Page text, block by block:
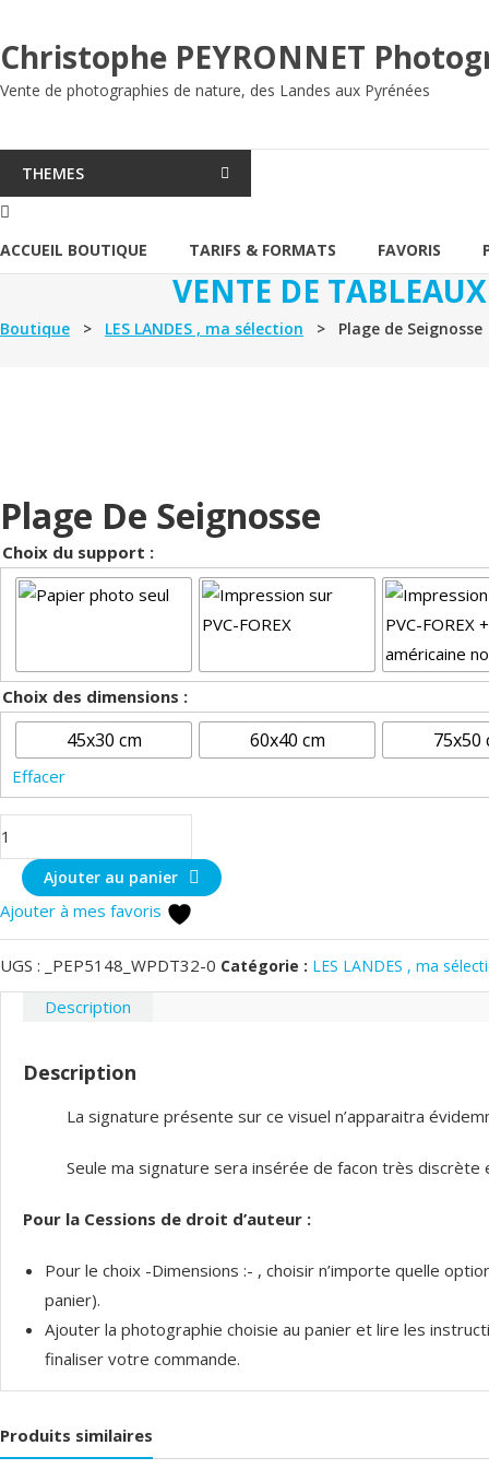
au
contenu
Christophe PEYRONNET
Vente de photographies de nature, des Landes aux Pyrénées
THEMES
ACCUEIL BOUTIQUE TARIFS & FORMATS FAVORIS
VENTE DE
Boutique > LES LANDES , ma sélection > Plage de Seignosse
Plage De Seignosse
Choix du support :
Choix des dimensions :
45x30 cm 60x40 cm 75x50
Effacer
quantité
de
Plage
de
Seignosse
Ajouter au panier
Ajouter à mes favoris
UGS : _PEP5148_WPDT32-0 Catégorie : LES LANDES , ma
Description
Description
La signature présente sur ce visuel n’apparaitra
Seule ma signature sera insérée de facon très
Pour la Cessions de droit d’auteur :
Pour le choix -Dimensions :- , choisir n’importe quelle
panier).
Ajouter la photographie choisie au panier et lire les
finaliser votre commande.
Produits similaires